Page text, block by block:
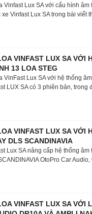
Vinfast Lux SA với cấu hình âm
xe Vinfast Lux SA trong bài viết
VINFAST LUX SA VỚI
13 LOA STEG
VinFast Lux SA với hệ thống
LUX SA có 3 phiên bản, trong
VINFAST LUX SA VỚI
DLS SCANDINAVIA
Lux SA nâng cấp hệ thống âm
OtoPro Car
VINFAST LUX SA VỚI